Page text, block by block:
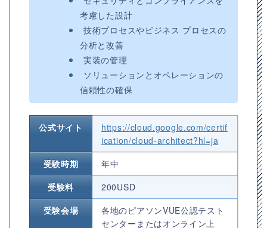
考慮した設計
技術プロセスやビジネス プロセスの
分析と改善
実装の管理
ソリューションとオペレーションの
信頼性の確保
公式サイト
https://cloud.google.com/certif
ication/cloud-architect?hl=ja
受験時期
年中
受験料
200USD
受験会場
各地のピアソンVUE公認テスト
センターまたはオンライン上